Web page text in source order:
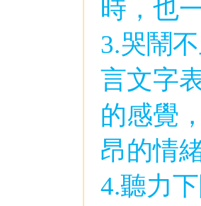
時，也
3.哭鬧
言文字
的感覺
昂的情
4.聽力